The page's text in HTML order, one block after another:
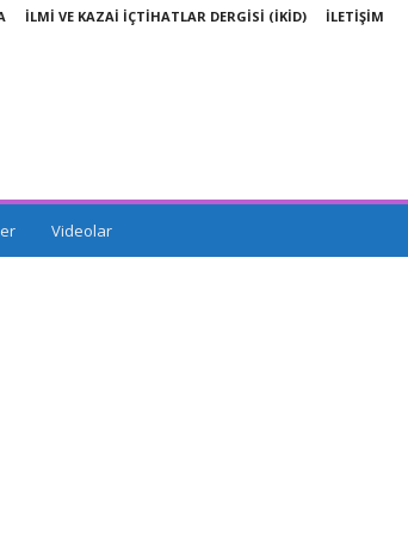
İLMİ VE KAZAİ İÇTİHATLAR DERGİSİ (İKİD) İLETİŞİM
Videolar